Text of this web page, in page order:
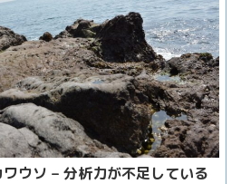
ウソ – 分析力が不足している